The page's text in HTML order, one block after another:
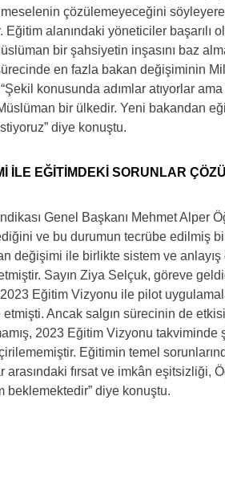
çözülemeyeceğini
Eğitim alanındaki yöneticiler başarılı
bir şahsiyetin inşasını baz
en fazla bakan değişiminin
konusunda adımlar atıyorlar
bir ülkedir. Yeni bakandan
diye konuştu.
İLE EĞİTİMDEKİ SORUNLAR
Genel Başkanı Mehmet Alper
ve bu durumun tecrübe edilmiş
değişimi ile birlikte sistem ve
Sayın Ziya Selçuk, göreve
2023 Eğitim Vizyonu ile pilot
etmişti. Ancak salgın sürecinin de
2023 Eğitim Vizyonu takviminde
Eğitimin temel
arasındaki fırsat ve imkân eşitsizliği,
beklemektedir” diye konuştu.